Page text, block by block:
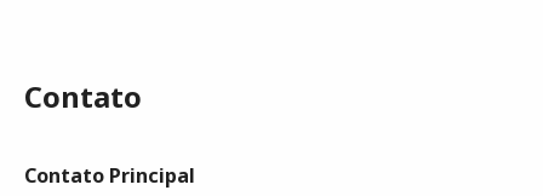
Contato
Contato Principal